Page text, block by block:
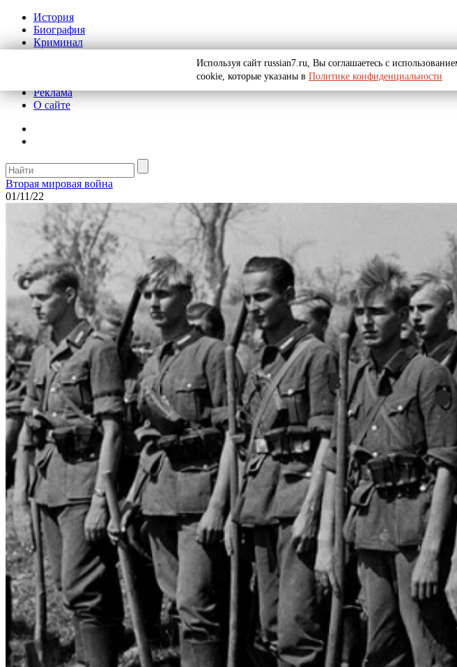
История
Биография
Криминал
Реклама
О сайте
Вторая мировая война
01/11/22
Используя сайт russian7.ru, Вы соглашаетесь с
cookie, которые указаны в Политике конфиденциальности